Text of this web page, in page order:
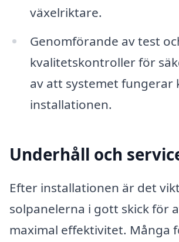
växelriktare.
Genomförande av test
kvalitetskontroller för
av att systemet
installationen.
Underhåll och
Efter installationen är det
solpanelerna i gott skick för
maximal effektivitet. Många